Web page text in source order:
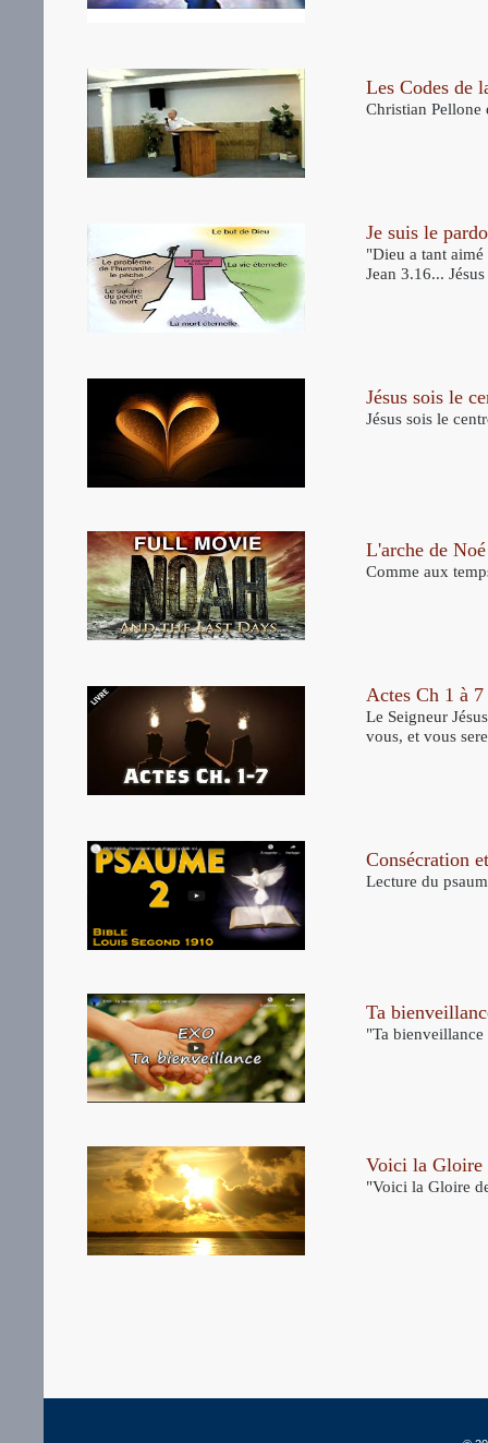
Les Codes de
Christian Pellone
Je suis le
"Dieu a tant
Jean 3.16...
Jésus sois le
Jésus sois le
L'arche de
Comme aux
Actes Ch 1 à
Le Seigneur
vous, et vous
Consécration
Lecture du
Ta
"Ta
Voici la
"Voici la Gloire